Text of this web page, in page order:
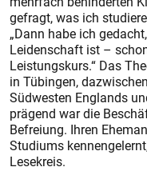
gefragt, was ich
„Dann habe ich
Leidenschaft ist –
Leistungskurs.“ Das
in Tübingen,
Südwesten Englands
prägend war die
Befreiung. Ihren
Studiums
Lesekreis.